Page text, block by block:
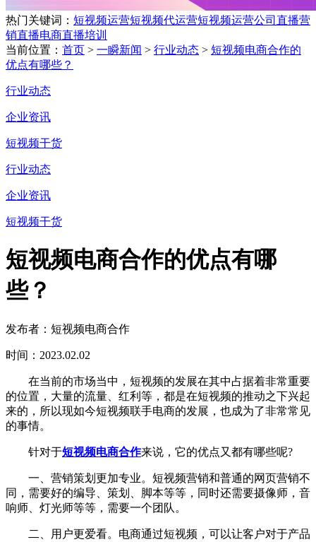
热门关键词： 短视频运营短视频代运营短视频运营公司 直播营
销直播电商直播培训
当前位置： 首页 > 一瞬新闻 > 行业动态 > 短视频电商合作的
优点有哪些？
行业动态
企业资讯
短视频干货
行业动态
企业资讯
短视频干货
短视频电商合作的优点有哪
些？
发布者：短视频电商合作
时间：2023.02.02
在当前的市场当中，短视频的发展在其中占据着非常重要
的位置，大量的流量、红利等，都是在短视频的推动之下兴起
来的，所以现如今短视频联手电商的发展，也成为了非常常见
的事情。
针对于短视频电商合作来说，它的优点又都有哪些呢?
一、营销策划更加专业。短视频营销和普通的网页营销不
同，需要好的编导、策划、脚本等等，同时还需要摄像师，音
响师、灯光师等等，需要一个团队。
二、用户更爱看。电商通过短视频，可以让客户对于产品